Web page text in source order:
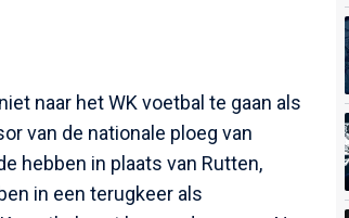
naar het WK voetbal te gaan als
van de nationale ploeg van
hebben in plaats van Rutten,
in een terugkeer als